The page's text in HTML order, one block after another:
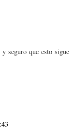
seguro que esto sigue